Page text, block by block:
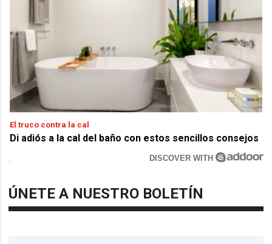
El truco contra la cal
Di adiós a la cal del baño con estos sencillos consejos
DISCOVER WITH
ÚNETE A NUESTRO BOLETÍN